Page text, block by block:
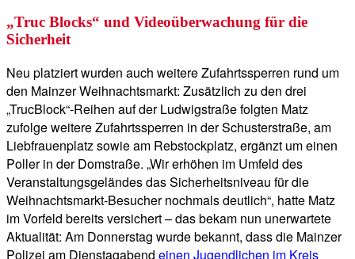
„Truc Blocks“ und Videoüberwachung für die
Sicherheit
Neu platziert wurden auch weitere Zufahrtssperren rund um
den Mainzer Weihnachtsmarkt: Zusätzlich zu den drei
„TrucBlock“-Reihen auf der Ludwigstraße folgten Matz
zufolge weitere Zufahrtssperren in der Schusterstraße, am
Liebfrauenplatz sowie am Rebstockplatz, ergänzt um einen
Poller in der Domstraße. „Wir erhöhen im Umfeld des
Veranstaltungsgeländes das Sicherheitsniveau für die
Weihnachtsmarkt-Besucher nochmals deutlich“, hatte Matz
im Vorfeld bereits versichert – das bekam nun unerwartete
Aktualität: Am Donnerstag wurde bekannt, dass die Mainzer
Polizei am Dienstagabend einen Jugendlichen im Kreis